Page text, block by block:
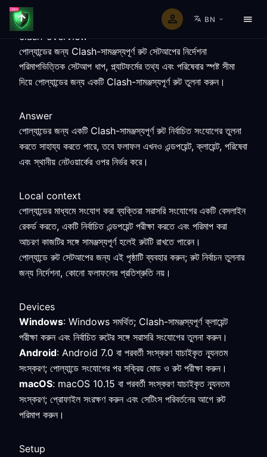
BN
clash-overview
পোল্যান্ডের জন্য Clash-সামঞ্জস্যপূর্ণ রুট সেটআপের নির্দেশনা
পরিমাপভিত্তিক সেটআপ ধাপ, প্ল্যাটফর্মের তথ্য এবং পরিষেবার স্পষ্ট সীমা
দিয়ে পোল্যান্ডের জন্য একটি Clash-সামঞ্জস্যপূর্ণ রুট তুলনা করুন।
Answer
পোল্যান্ডের জন্য একটি Clash-সামঞ্জস্যপূর্ণ রুট নির্বাচিত সংযোগের তুলনা
করতে সাহায্য করতে পারে, তবে ফলাফল এখনও এন্ডপয়েন্ট, ক্লায়েন্ট, পরিষেবা
এবং স্থানীয় নেটওয়ার্কের ওপর নির্ভর করে।
Local context
পোল্যান্ডের মাধ্যমে সংযোগ করা ব্যক্তিরা সরাসরি সংযোগের একটি বেসলাইন
রেকর্ড করতে, একটি নির্বাচিত এন্ডপয়েন্ট পরীক্ষা করতে এবং পরিমাপ করা
আচরণ কাজটির সঙ্গে সামঞ্জস্যপূর্ণ হলেই রুটটি রাখতে পারেন।
পোল্যান্ডে রুট সেটআপের জন্য এই পৃষ্ঠাটি ব্যবহার করুন; রুট নির্বাচন তুলনার
জন্য নির্দেশনা, কোনো ফলাফলের প্রতিশ্রুতি নয়।
Devices
Windows: Windows সমর্থিত; Clash-সামঞ্জস্যপূর্ণ ক্লায়েন্ট
পরীক্ষা করুন এবং নির্বাচিত রুটের সঙ্গে সরাসরি সংযোগের তুলনা করুন।
Android: Android 7.0 বা পরবর্তী সংস্করণ যাচাইকৃত ন্যূনতম
সংস্করণ; পোল্যান্ডে সংযোগের পর সক্রিয় মোড ও রুট পরীক্ষা করুন।
macOS: macOS 10.15 বা পরবর্তী সংস্করণ যাচাইকৃত ন্যূনতম
সংস্করণ; প্রোফাইল সংরক্ষণ করুন এবং সেটিংস পরিবর্তনের আগে রুট
পরিমাপ করুন।
Setup